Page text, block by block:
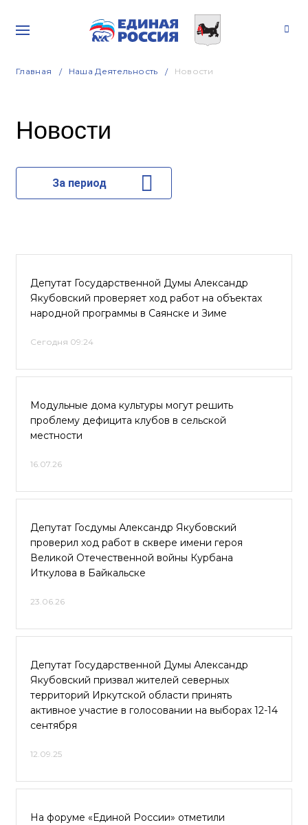
Главная Наша Деятельность Новости
Новости
За период
Депутат Государственной Думы Александр
Якубовский проверяет ход работ на объектах
народной программы в Саянске и Зиме
Сегодня 09:24
Модульные дома культуры могут решить
проблему дефицита клубов в сельской
местности
16.07.26
Депутат Госдумы Александр Якубовский
проверил ход работ в сквере имени героя
Великой Отечественной войны Курбана
Иткулова в Байкальске
23.06.26
Депутат Государственной Думы Александр
Якубовский призвал жителей северных
территорий Иркутской области принять
активное участие в голосовании на выборах 12-14
сентября
12.09.25
На форуме «Единой России» отметили